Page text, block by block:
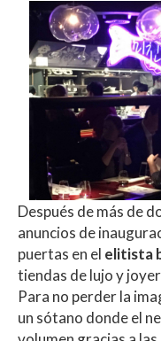
Después de más de
anuncios de
puertas en el elitista
tiendas de lujo y
Para no perder la
un sótano donde el